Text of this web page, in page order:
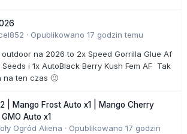
· Opublikowano 17 godzin temu
na 2026 to 2x Speed Gorrilla Glue Af
Seeds i 1x AutoBlack Berry Kush Fem AF Tak
na ten czas 🙂
| Mango Frost Auto x1 | Mango Cherry
Auto x1
Ogród Aliena · Opublikowano 17 godzin